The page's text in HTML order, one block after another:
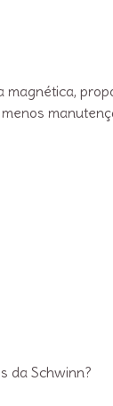
da Schwinn?